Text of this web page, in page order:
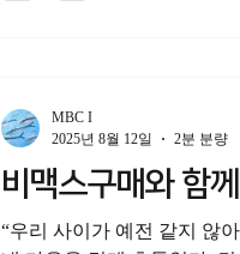
비맥스구매와 함
“우리 사이가 예전 같지 않
MBC I
2025년 8월 12일
2분 분량